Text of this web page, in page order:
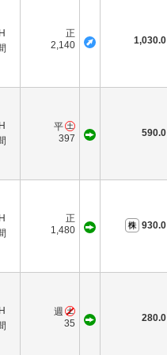
正
2,140
1,030.0
平
397
590.0
正
1,480
930.0
週
35
280.0